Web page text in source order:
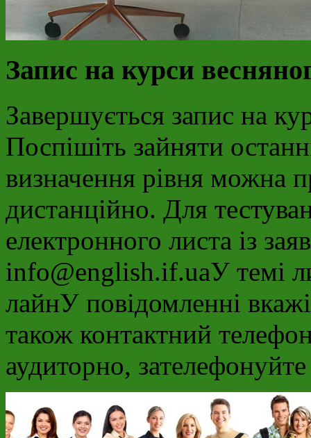
Запис на курси
Завершується запис на
Поспішіть зайняти
визначення рівня можна
дистанційно. Для
електронного листа із
info@english.if.uaУ темі
лайнУ повідомленні
також контактний
аудиторно,